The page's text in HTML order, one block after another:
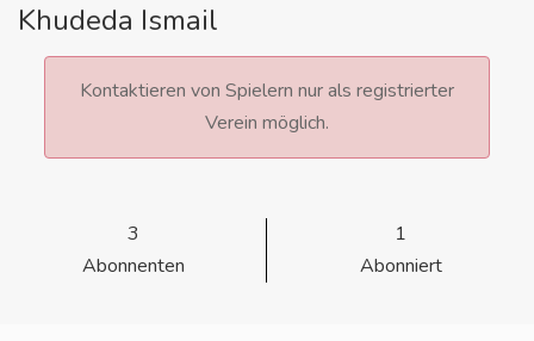
Khudeda Ismail
Kontaktieren von Spielern nur als registrierter
Verein möglich.
3
Abonnenten
1
Abonniert